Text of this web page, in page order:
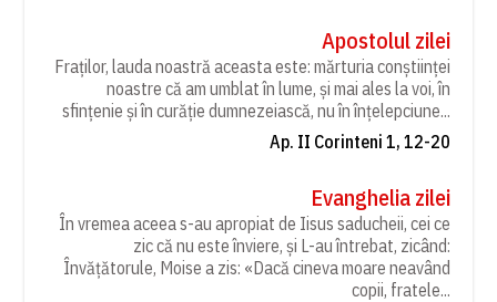
Apostolul zilei
Fraților, lauda noastră aceasta este: mărturia conștiinței
noastre că am umblat în lume, și mai ales la voi, în
sfințenie și în curăție dumnezeiască, nu în înțelepciune...
Ap. II Corinteni 1, 12-20
Evanghelia zilei
În vremea aceea s-au apropiat de Iisus saducheii, cei ce
zic că nu este înviere, și L-au întrebat, zicând:
Învățătorule, Moise a zis: «Dacă cineva moare neavând
copii, fratele...